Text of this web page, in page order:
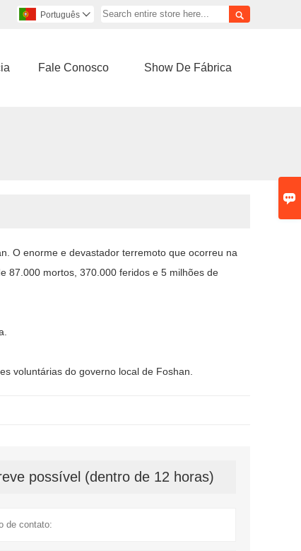


Português 
Fale Conosco Show De Fábrica
O enorme e devastador terremoto que ocorreu na
87.000 mortos, 370.000 feridos e 5 milhões de
voluntárias do governo local de Foshan.
possível (dentro de 12 horas)